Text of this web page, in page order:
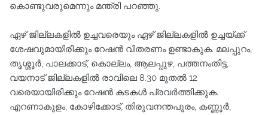
കൊണ്ടുവരുമെന്നും മന്ത്രി പറഞ്ഞു.
ഏഴ് ജില്ലകളില്‍ ഉച്ചവരെയും ഏഴ് ജില്ലകളില്‍ ഉച്ചയ്ക്ക്
ശേഷവുമായിരിക്കും റേഷന്‍ വിതരണം ഉണ്ടാകുക. മലപ്പുറം,
തൃശ്ശൂര്‍, പാലക്കാട്, കൊല്ലം, ആലപ്പുഴ, പത്തനംതിട്ട,
വയനാട് ജില്ലകളില്‍ രാവിലെ 8.30 മുതൽ 12
വരെയായിരിക്കും റേഷൻ കടകള്‍ പ്രവർത്തിക്കുക.
എറണാകുളം, കോഴിക്കോട്, തിരുവനന്തപുരം, കണ്ണൂർ,